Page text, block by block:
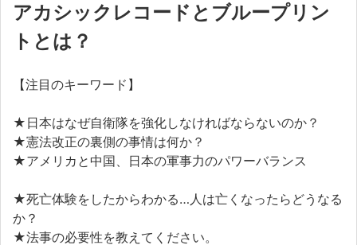
アカシックレコードとブループリン
トとは？
【注目のキーワード】
★日本はなぜ自衛隊を強化しなければならないのか？
★憲法改正の裏側の事情は何か？
★アメリカと中国、日本の軍事力のパワーバランス
★死亡体験をしたからわかる…人は亡くなったらどうなる
か？
★法事の必要性を教えてください。